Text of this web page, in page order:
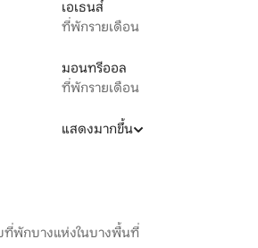
เอเธนส์
ที่พักรายเดือน
มอนทรีออล
ที่พักรายเดือน
แสดงมากขึ้น
ที่พักบางแห่งในบางพื้นที่